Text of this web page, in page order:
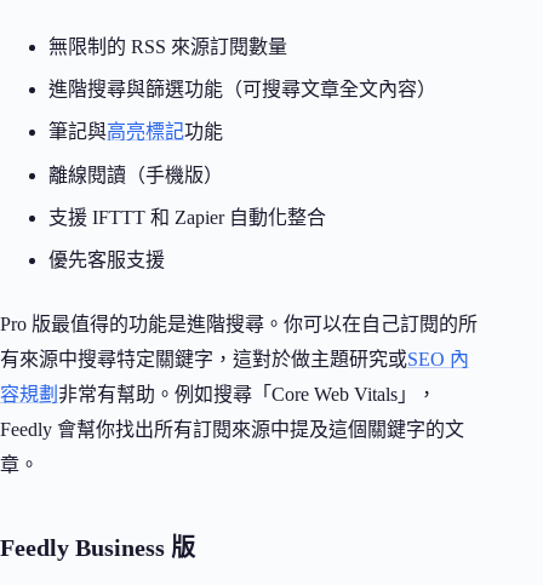
無限制的 RSS 來源訂閱數量
進階搜尋與篩選功能（可搜尋文章全文內容）
筆記與高亮標記功能
離線閱讀（手機版）
支援 IFTTT 和 Zapier 自動化整合
優先客服支援
Pro 版最值得的功能是進階搜尋。你可以在自己訂閱的所
有來源中搜尋特定關鍵字，這對於做主題研究或SEO 內
容規劃 非常有幫助。例如搜尋「Core Web Vitals」，
Feedly 會幫你找出所有訂閱來源中提及這個關鍵字的文
章。
Feedly Business 版